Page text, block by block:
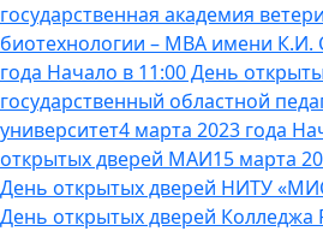
государственная академия
биотехнологии – МВА имени К.И.
года Начало в 11:00 День
государственный областной
университет4 марта 2023 года
открытых дверей МАИ15 марта
День открытых дверей НИТУ
День открытых дверей Колледжа